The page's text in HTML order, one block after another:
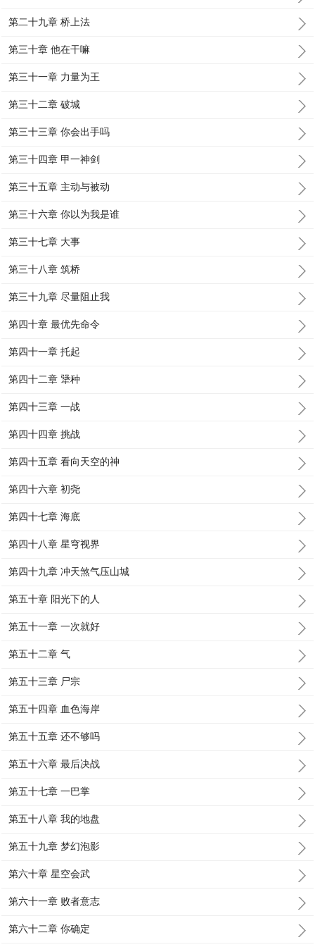
第二十九章 桥上法
第三十章 他在干嘛
第三十一章 力量为王
第三十二章 破城
第三十三章 你会出手吗
第三十四章 甲一神剑
第三十五章 主动与被动
第三十六章 你以为我是谁
第三十七章 大事
第三十八章 筑桥
第三十九章 尽量阻止我
第四十章 最优先命令
第四十一章 托起
第四十二章 犟种
第四十三章 一战
第四十四章 挑战
第四十五章 看向天空的神
第四十六章 初尧
第四十七章 海底
第四十八章 星穹视界
第四十九章 冲天煞气压山城
第五十章 阳光下的人
第五十一章 一次就好
第五十二章 气
第五十三章 尸宗
第五十四章 血色海岸
第五十五章 还不够吗
第五十六章 最后决战
第五十七章 一巴掌
第五十八章 我的地盘
第五十九章 梦幻泡影
第六十章 星空会武
第六十一章 败者意志
第六十二章 你确定